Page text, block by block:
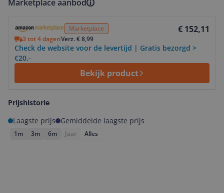
Marketplace aanbod
Marketplace € 152,11
3 tot 4 dagenVerz. € 8,99
Check de website voor de levertijd | Gratis bezorgd >
€20,-
Bekijk product
Prijshistorie
Laagste prijs
Gemiddelde laagste prijs
1m 3m 6m Jaar Alles